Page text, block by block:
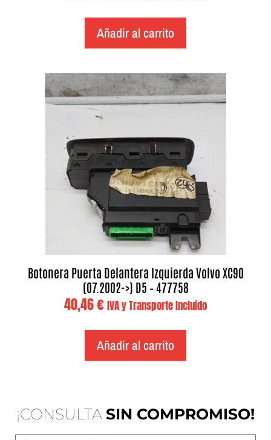
Añadir al carrito
Botonera Puerta Delantera Izquierda Volvo XC90
(07.2002->) D5 – 477758
40,46€ IVA y Transporte Incluido
Añadir al carrito
¡CONSULTA SIN COMPROMISO!